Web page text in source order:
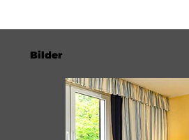
Bilder